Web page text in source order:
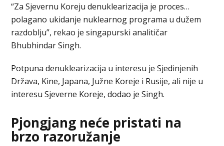
“Za Sjevernu Koreju denuklearizacija je proces…
polagano ukidanje nuklearnog programa u dužem
razdoblju”, rekao je singapurski analitičar
Bhubhindar Singh.
Potpuna denuklearizacija u interesu je Sjedinjenih
Država, Kine, Japana, Južne Koreje i Rusije, ali nije u
interesu Sjeverne Koreje, dodao je Singh.
Pjongjang neće pristati na
brzo razoružanje